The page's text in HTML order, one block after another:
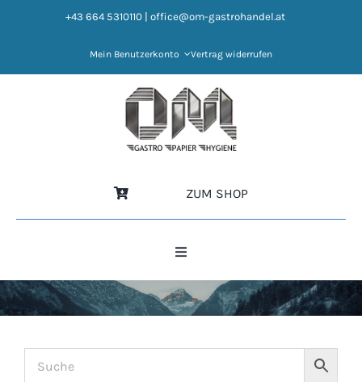
+43 664 5310110 office@om-gastrohandel.at
Mein Benutzerkonto Vertrag widerrufen
ZUM SHOP
Toggle
HOME
NEWS